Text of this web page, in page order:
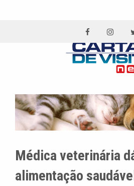
Médica veterinária
alimentação